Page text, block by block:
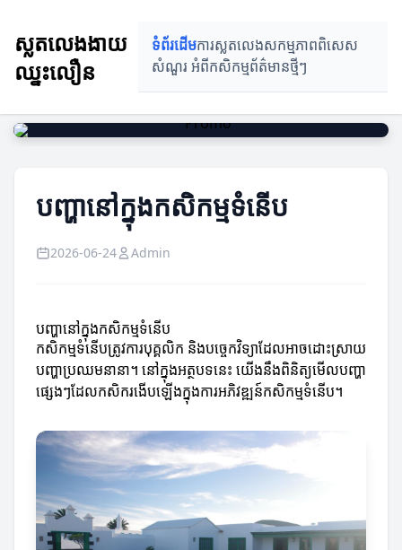
ស្លតលេងងាយ
ឈ្នះលឿន
ទំព័រដើមការស្លតលេងសកម្មភាពពិសេស
សំណួរ អំពីកសិកម្មព័ត៌មានថ្មីៗ
បញ្ហានៅក្នុងកសិកម្មទំនើប
2026-06-24 Admin
បញ្ហានៅក្នុងកសិកម្មទំនើប
កសិកម្មទំនើបត្រូវការបុគ្គលិក និងបច្ចេកវិទ្យាដែលអាចដោះស្រាយ
បញ្ហាប្រឈមនានា។ នៅក្នុងអត្ថបទនេះ យើងនឹងពិនិត្យមើលបញ្ហា
ផ្សេងៗដែលកសិករ​ងើបឡើងក្នុងការអភិវឌ្ឍន៍កសិកម្មទំនើប។